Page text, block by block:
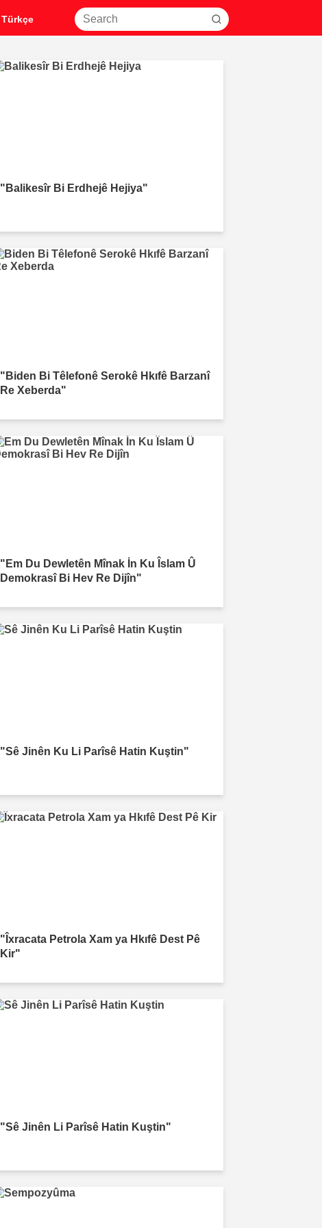
Türkçe
"Balikesîr Bi Erdhejê Hejiya"
"Biden Bi Têlefonê Serokê Hkıfê Barzanî
Re Xeberda"
"Em Du Dewletên Mînak İn Ku Îslam Û
Demokrasî Bi Hev Re Dijîn"
"Sê Jinên Ku Li Parîsê Hatin Kuştin"
"Îxracata Petrola Xam ya Hkıfê Dest Pê
Kir"
"Sê Jinên Li Parîsê Hatin Kuştin"